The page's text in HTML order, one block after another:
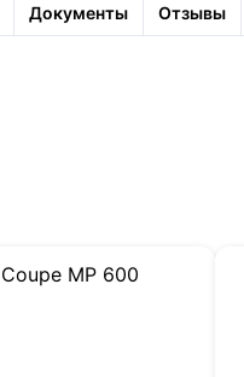
Документы Отзывы